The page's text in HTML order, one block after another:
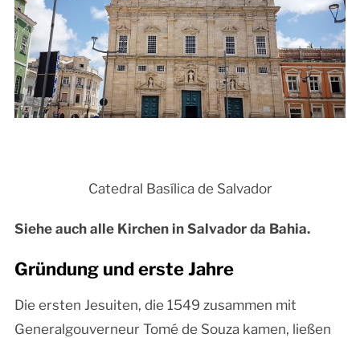
Catedral Basílica de Salvador
Siehe auch alle Kirchen in Salvador da Bahia.
Gründung und erste Jahre
Die ersten Jesuiten, die 1549 zusammen mit
Generalgouverneur Tomé de Souza kamen, ließen